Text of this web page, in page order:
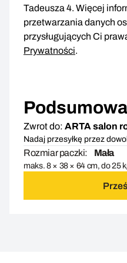
Tadeusza 4. Więcej
przetwarzania danych
przysługujących Ci
Prywatności.
Zwrot do: ARTA salon
Nadaj przesyłkę przez
Rozmiar paczki: Mała
maks. 8 × 38 × 64 cm, do 25